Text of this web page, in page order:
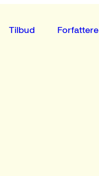
Tilbud Forfattere